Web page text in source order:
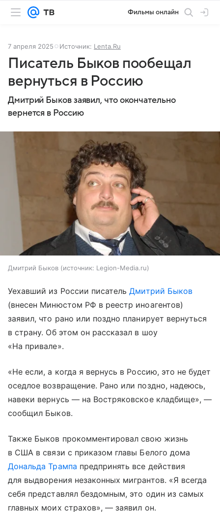
Фильмы онлайн
7 апреля 2025 Источник: Lenta.Ru
Писатель Быков пообещал
вернуться в Россию
Дмитрий Быков заявил, что окончательно
вернется в Россию
Дмитрий Быков источник: Legion-Media.ru
Уехавший из России писательДмитрий Быков
(внесен Минюстом РФ в реестр иноагентов)
заявил, что рано или поздно планирует вернуться
в страну. Об этом он рассказал в шоу
«На привале».
«Не если, а когда я вернусь в Россию, это не будет
оседлое возвращение. Рано или поздно, надеюсь,
навеки вернусь — на Востряковское кладбище», —
сообщил Быков.
Также Быков прокомментировал свою жизнь
в США в связи с приказом главы Белого дома
Дональда Трампа предпринять все действия
для выдворения незаконных мигрантов. «Я всегда
себя представлял бездомным, это один из самых
главных моих страхов», — заявил он.